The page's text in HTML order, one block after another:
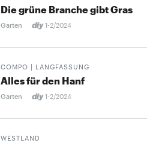
Die grüne Branche gibt Gras
Garten 1-2/2024
COMPO | LANGFASSUNG
Alles für den Hanf
Garten 1-2/2024
WESTLAND